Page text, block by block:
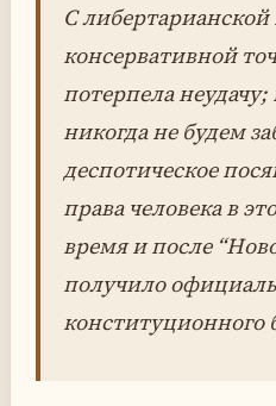
С
консервативной
потерпела неудачу;
никогда не будем
деспотическое
права человека в
время и после
получило
конституционного